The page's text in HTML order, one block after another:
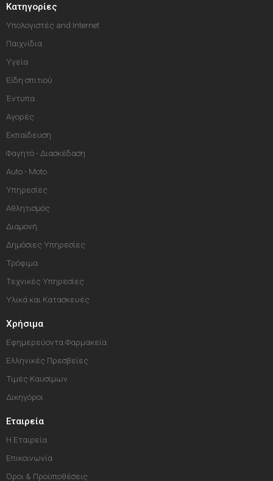
Κατηγορίες
Υπολογιστές and Internet
Παιχνίδια
Υγεία
Είδη σπιτιού
Έντυπα
Αγορές
Εκπαίδευση
Φαγητό - Διασκέδαση
Auto - Moto
Υπηρεσίες
Αθλητισμός
Διαμονή
Δημόσιες Υπηρεσίες
Τρόφιμα
Τεχνικές Υπηρεσίες
Υλικά και Κατασκευές
Χρήσιμα
Εφημερεύοντα Φαρμακεία
Ελληνικές Πρεσβείες
Τιμές Καυσίμων
Δικηγόροι
Εταιρεία
Η Εταιρεία
Επικοινωνία
Όροι & Προϋποθέσεις